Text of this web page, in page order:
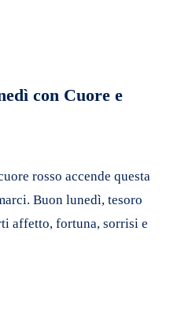
con Cuore e
rosso accende questa
Buon lunedì, tesoro
affetto, fortuna, sorrisi e